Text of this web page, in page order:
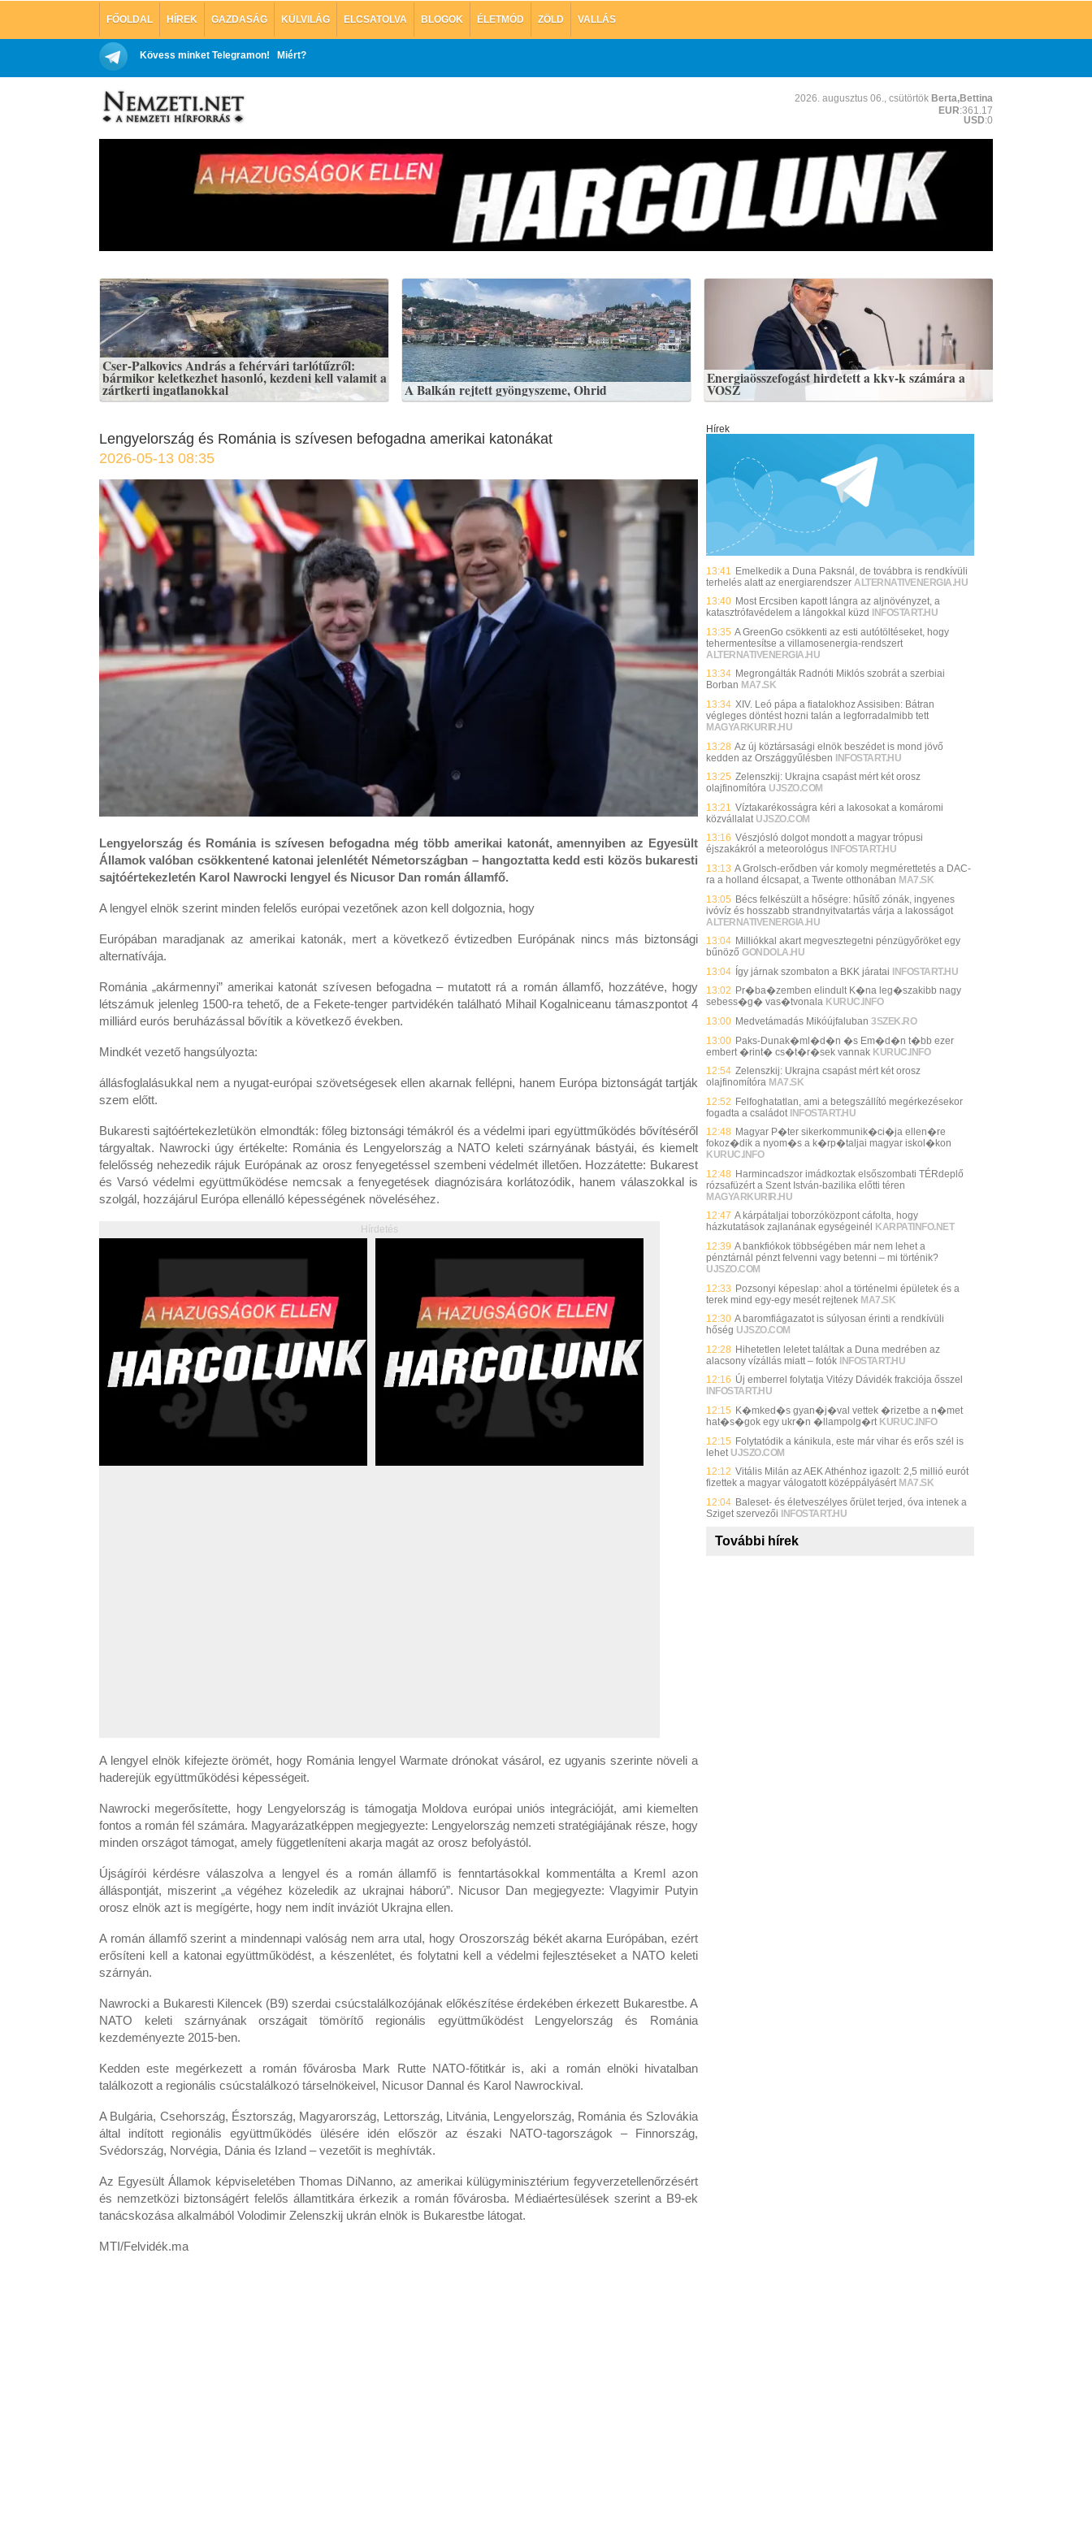
FŐOLDAL HÍREK GAZDASÁG KÜLVILÁG ELCSATOLVA BLOGOK ÉLETMÓD ZÖLD VALLÁS
Kövess minket Telegramon! Miért?
2026. augusztus 06., csütörtök Berta,Bettina
EUR:361.17
USD:0
Cser-Palkovics András a fehérvári tarlótűzről:
bármikor keletkezhet hasonló, kezdeni kell valamit a
zártkerti ingatlanokkal A Balkán rejtett gyöngyszeme, Ohrid
Energiaösszefogást hirdetett a kkv-k számára a
VOSZ
Lengyelország és Románia is szívesen befogadna amerikai katonákat
2026-05-13 08:35
Lengyelország és Románia is szívesen befogadna még több amerikai katonát, amennyiben az Egyesült
Államok valóban csökkentené katonai jelenlétét Németországban – hangoztatta kedd esti közös bukaresti
sajtóértekezletén Karol Nawrocki lengyel és Nicusor Dan román államfő.
A lengyel elnök szerint minden felelős európai vezetőnek azon kell dolgoznia, hogy
Európában maradjanak az amerikai katonák, mert a következő évtizedben Európának nincs más biztonsági
alternatívája.
Románia „akármennyi” amerikai katonát szívesen befogadna – mutatott rá a román államfő, hozzátéve, hogy
létszámuk jelenleg 1500-ra tehető, de a Fekete-tenger partvidékén található Mihail Kogalniceanu támaszpontot 4
milliárd eurós beruházással bővítik a következő években.
Mindkét vezető hangsúlyozta:
állásfoglalásukkal nem a nyugat-európai szövetségesek ellen akarnak fellépni, hanem Európa biztonságát tartják
szem előtt.
Bukaresti sajtóértekezletükön elmondták: főleg biztonsági témákról és a védelmi ipari együttműködés bővítéséről
tárgyaltak. Nawrocki úgy értékelte: Románia és Lengyelország a NATO keleti szárnyának bástyái, és kiemelt
felelősség nehezedik rájuk Európának az orosz fenyegetéssel szembeni védelmét illetően. Hozzátette: Bukarest
és Varsó védelmi együttműködése nemcsak a fenyegetések diagnózisára korlátozódik, hanem válaszokkal is
szolgál, hozzájárul Európa ellenálló képességének növeléséhez.
Hírdetés
A lengyel elnök kifejezte örömét, hogy Románia lengyel Warmate drónokat vásárol, ez ugyanis szerinte növeli a
haderejük együttműködési képességeit.
Nawrocki megerősítette, hogy Lengyelország is támogatja Moldova európai uniós integrációját, ami kiemelten
fontos a román fél számára. Magyarázatképpen megjegyezte: Lengyelország nemzeti stratégiájának része, hogy
minden országot támogat, amely függetleníteni akarja magát az orosz befolyástól.
Újságírói kérdésre válaszolva a lengyel és a román államfő is fenntartásokkal kommentálta a Kreml azon
álláspontját, miszerint „a végéhez közeledik az ukrajnai háború”. Nicusor Dan megjegyezte: Vlagyimir Putyin
orosz elnök azt is megígérte, hogy nem indít inváziót Ukrajna ellen.
A román államfő szerint a mindennapi valóság nem arra utal, hogy Oroszország békét akarna Európában, ezért
erősíteni kell a katonai együttműködést, a készenlétet, és folytatni kell a védelmi fejlesztéseket a NATO keleti
szárnyán.
Nawrocki a Bukaresti Kilencek (B9) szerdai csúcstalálkozójának előkészítése érdekében érkezett Bukarestbe. A
NATO keleti szárnyának országait tömörítő regionális együttműködést Lengyelország és Románia
kezdeményezte 2015-ben.
Kedden este megérkezett a román fővárosba Mark Rutte NATO-főtitkár is, aki a román elnöki hivatalban
találkozott a regionális csúcstalálkozó társelnökeivel, Nicusor Dannal és Karol Nawrockival.
A Bulgária, Csehország, Észtország, Magyarország, Lettország, Litvánia, Lengyelország, Románia és Szlovákia
által indított regionális együttműködés ülésére idén először az északi NATO-tagországok – Finnország,
Svédország, Norvégia, Dánia és Izland – vezetőit is meghívták.
Az Egyesült Államok képviseletében Thomas DiNanno, az amerikai külügyminisztérium fegyverzetellenőrzésért
és nemzetközi biztonságért felelős államtitkára érkezik a román fővárosba. Médiaértesülések szerint a B9-ek
tanácskozása alkalmából Volodimir Zelenszkij ukrán elnök is Bukarestbe látogat.
MTI/Felvidék.ma
Hírek
13:41
Emelkedik a Duna Paksnál, de továbbra is rendkívüli
terhelés alatt az energiarendszer ALTERNATIVENERGIA.HU
13:40 Most Ercsiben kapott lángra az aljnövényzet, a
katasztrófavédelem a lángokkal küzd
INFOSTART.HU
13:35 A GreenGo csökkenti az esti autótöltéseket, hogy
tehermentesítse a villamosenergia-rendszert
ALTERNATIVENERGIA.HU
13:34 Megrongálták Radnóti Miklós szobrát a szerbiai
Borban MA7.SK
13:34 XIV. Leó pápa a fiatalokhoz Assisiben: Bátran
végleges döntést hozni talán a legforradalmibb tett
MAGYARKURIR.HU
13:28 Az új köztársasági elnök beszédet is mond jövő
kedden az Országgyűlésben INFOSTART.HU
13:25 Zelenszkij: Ukrajna csapást mért két orosz
olajfinomítóra UJSZO.COM
13:21 Víztakarékosságra kéri a lakosokat a komáromi
közvállalat UJSZO.COM
13:16 Vészjósló dolgot mondott a magyar trópusi
éjszakákról a meteorológus INFOSTART.HU
13:13 A Grolsch-erődben vár komoly megmérettetés a DAC-
ra a holland élcsapat, a Twente otthonában MA7.SK
13:05 Bécs felkészült a hőségre: hűsítő zónák, ingyenes
ivóvíz és hosszabb strandnyitvatartás várja a lakosságot
ALTERNATIVENERGIA.HU
13:04 Milliókkal akart megvesztegetni pénzügyőröket egy
bűnöző GONDOLA.HU
13:04 Így járnak szombaton a BKK járatai INFOSTART.HU
13:02 Pr�ba�zemben elindult K�na leg�szakibb nagy
sebess�g� vas�tvonala KURUC.INFO
13:00 Medvetámadás Mikóújfaluban 3SZEK.RO
13:00 Paks-Dunak�ml�d�n �s Em�d�n t�bb ezer
embert �rint� cs�t�r�sek vannak KURUC.INFO
12:54 Zelenszkij: Ukrajna csapást mért két orosz
olajfinomítóra MA7.SK
12:52 Felfoghatatlan, ami a betegszállító megérkezésekor
fogadta a családot INFOSTART.HU
12:48 Magyar P�ter sikerkommunik�ci�ja ellen�re
fokoz�dik a nyom�s a k�rp�taljai magyar iskol�kon
KURUC.INFO
12:48 Harmincadszor imádkoztak elsőszombati TÉRdeplő
rózsafüzért a Szent István-bazilika előtti téren
MAGYARKURIR.HU
12:47 A kárpátaljai toborzóközpont cáfolta, hogy
házkutatások zajlanának egységeinél
KARPATINFO.NET
12:39 A bankfiókok többségében már nem lehet a
pénztárnál pénzt felvenni vagy betenni – mi történik?
UJSZO.COM
12:33 Pozsonyi képeslap: ahol a történelmi épületek és a
terek mind egy-egy mesét rejtenek MA7.SK
12:30 A baromfiágazatot is súlyosan érinti a rendkívüli
hőség UJSZO.COM
12:28 Hihetetlen leletet találtak a Duna medrében az
alacsony vízállás miatt – fotók INFOSTART.HU
12:16 Új emberrel folytatja Vitézy Dávidék frakciója ősszel
INFOSTART.HU
12:15 K�mked�s gyan�j�val vettek �rizetbe a n�met
hat�s�gok egy ukr�n �llampolg�rt KURUC.INFO
12:15 Folytatódik a kánikula, este már vihar és erős szél is
lehet UJSZO.COM
12:12 Vitális Milán az AEK Athénhoz igazolt: 2,5 millió eurót
fizettek a magyar válogatott középpályásért MA7.SK
12:04 Baleset- és életveszélyes őrület terjed, óva intenek a
Sziget szervezői INFOSTART.HU
További hírek